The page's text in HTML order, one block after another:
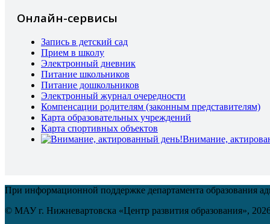
Онлайн-сервисы
Запись в детский сад
Прием в школу
Электронный дневник
Питание школьников
Питание дошкольников
Электронный журнал очередности
Компенсации родителям (законным представителям)
Карта образовательных учреждений
Карта спортивных объектов
Внимание,
При информационной поддержке департамента образования
© МАУ г. Нижневартовска «Центр развития образования»,